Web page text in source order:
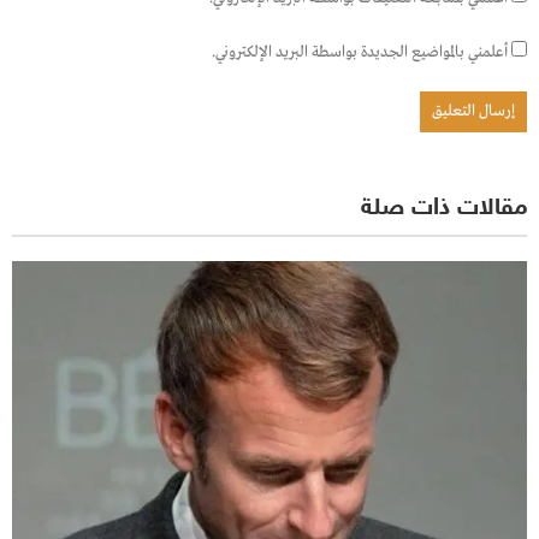
أعلمني بالمواضيع الجديدة بواسطة البريد الإلكتروني.
مقالات ذات صلة